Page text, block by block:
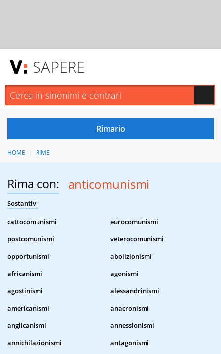
SAPERE
HOME RIME
Rima con: anticomunismi
Sostantivi
cattocomunismi
eurocomunismi
postcomunismi
veterocomunismi
opportunismi
abolizionismi
africanismi
agonismi
agostinismi
alessandrinismi
americanismi
anacronismi
anglicanismi
annessionismi
annichilazionismi
antagonismi